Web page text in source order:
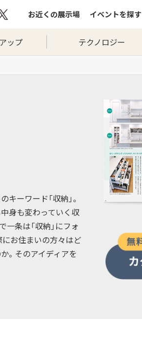
お近くの展示場 イベントを探す
ップ テクノロジー
ーワード「収納」。
身も変わっていく収
条は「収納」にフォ
お住まいの方々はど
。そのアイディアを